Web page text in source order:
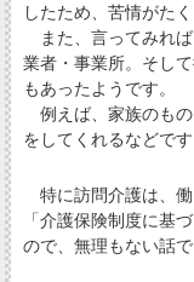
したため、苦情がた
また、言ってみれ
業者・事業所。そし
もあったようです。
例えば、家族のもの
をしてくれるなどです
特に訪問介護は、
「介護保険制度に基
ので、無理もない話で